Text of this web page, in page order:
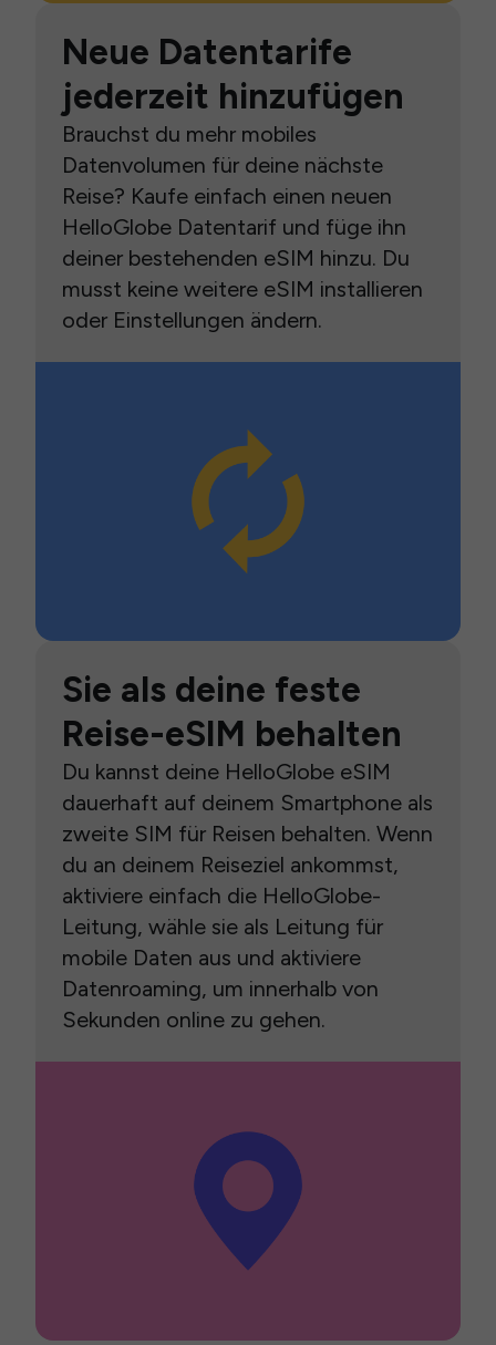
Neue Datentarife
jederzeit hinzufügen
Brauchst du mehr mobiles
Datenvolumen für deine nächste
Reise? Kaufe einfach einen neuen
HelloGlobe Datentarif und füge ihn
deiner bestehenden eSIM hinzu. Du
musst keine weitere eSIM installieren
oder Einstellungen ändern.
Sie als deine feste
Reise-eSIM behalten
Du kannst deine HelloGlobe eSIM
dauerhaft auf deinem Smartphone als
zweite SIM für Reisen behalten. Wenn
du an deinem Reiseziel ankommst,
aktiviere einfach die HelloGlobe-
Leitung, wähle sie als Leitung für
mobile Daten aus und aktiviere
Datenroaming, um innerhalb von
Sekunden online zu gehen.